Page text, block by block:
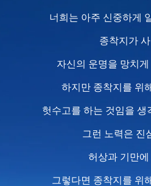
너희는 아주 신중하게
종착지가
자신의 운명을 망치
하지만 종착지를 위
헛수고를 하는 것임을 생
그런 노력은 진
허상과 기만
그렇다면 종착지를 위